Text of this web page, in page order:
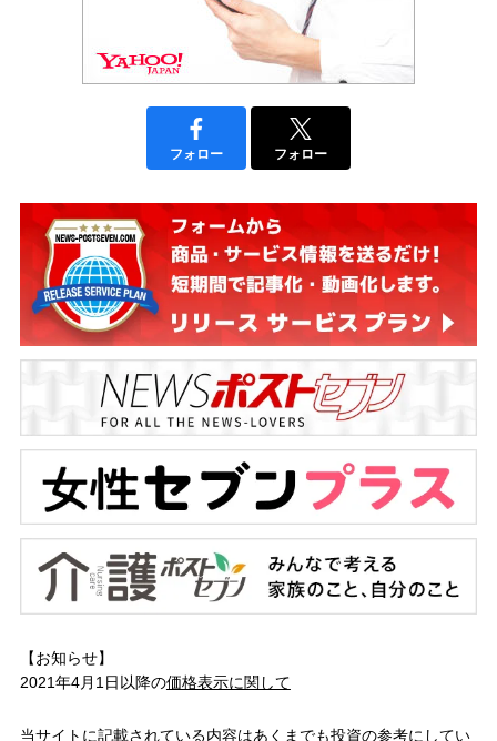
フォロー フォロー
【お知らせ】
2021年4月1日以降の価格表示に関して
当サイトに記載されている内容はあくまでも投資の参考にしてい